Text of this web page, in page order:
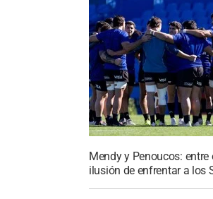
Mendy y Penoucos:
ilusión de enfrentar a los